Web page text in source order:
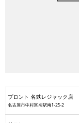
プロント 名鉄レジャック店
名古屋市中村区名駅南1-25-2